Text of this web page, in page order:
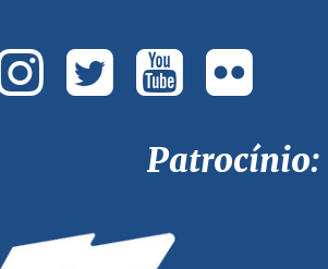
Patrocínio: